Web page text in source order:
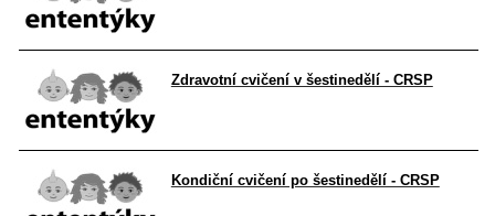
Zdravotní cvičení v šestinedělí - CRSP
Kondiční cvičení po šestinedělí - CRSP